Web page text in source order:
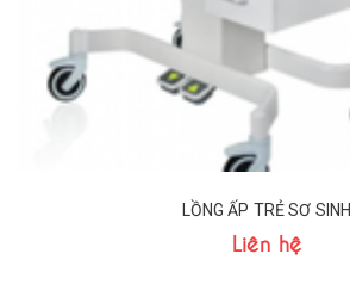
LỒNG ẤP TRẺ SƠ SINH
Liên hệ